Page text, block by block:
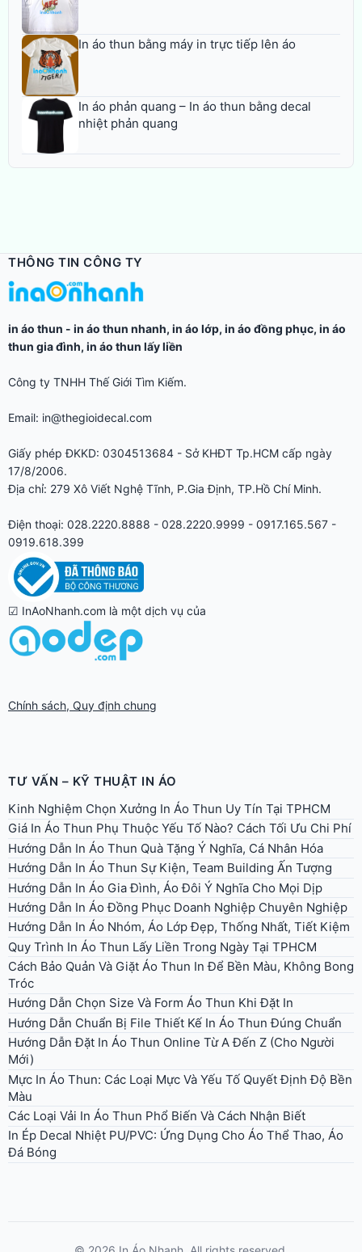
In áo thun bằng máy in trực tiếp lên áo
In áo phản quang – In áo thun bằng decal
nhiệt phản quang
THÔNG TIN CÔNG TY
in áo thun - in áo thun nhanh, in áo lớp, in áo đồng phục, in áo
thun gia đình, in áo thun lấy liền
Công ty TNHH Thế Giới Tìm Kiếm.
Email: in@thegioidecal.com
Giấy phép ĐKKD: 0304513684 - Sở KHĐT Tp.HCM cấp ngày
17/8/2006.
Địa chỉ: 279 Xô Viết Nghệ Tĩnh, P.Gia Định, TP.Hồ Chí Minh.
Điện thoại: 028.2220.8888 - 028.2220.9999 - 0917.165.567 -
0919.618.399
☑ InAoNhanh.com là một dịch vụ của
Chính sách, Quy định chung
TƯ VẤN – KỸ THUẬT IN ÁO
Kinh Nghiệm Chọn Xưởng In Áo Thun Uy Tín Tại TPHCM
Giá In Áo Thun Phụ Thuộc Yếu Tố Nào? Cách Tối Ưu Chi Phí
Hướng Dẫn In Áo Thun Quà Tặng Ý Nghĩa, Cá Nhân Hóa
Hướng Dẫn In Áo Thun Sự Kiện, Team Building Ấn Tượng
Hướng Dẫn In Áo Gia Đình, Áo Đôi Ý Nghĩa Cho Mọi Dịp
Hướng Dẫn In Áo Đồng Phục Doanh Nghiệp Chuyên Nghiệp
Hướng Dẫn In Áo Nhóm, Áo Lớp Đẹp, Thống Nhất, Tiết Kiệm
Quy Trình In Áo Thun Lấy Liền Trong Ngày Tại TPHCM
Cách Bảo Quản Và Giặt Áo Thun In Để Bền Màu, Không Bong
Tróc
Hướng Dẫn Chọn Size Và Form Áo Thun Khi Đặt In
Hướng Dẫn Chuẩn Bị File Thiết Kế In Áo Thun Đúng Chuẩn
Hướng Dẫn Đặt In Áo Thun Online Từ A Đến Z (Cho Người
Mới)
Mực In Áo Thun: Các Loại Mực Và Yếu Tố Quyết Định Độ Bền
Màu
Các Loại Vải In Áo Thun Phổ Biến Và Cách Nhận Biết
In Ép Decal Nhiệt PU/PVC: Ứng Dụng Cho Áo Thể Thao, Áo
Đá Bóng